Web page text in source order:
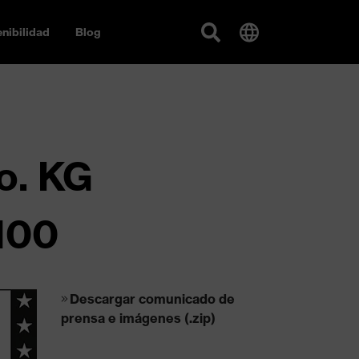
Blog
KG
Descargar comunicado de
prensa e imágenes (.zip)